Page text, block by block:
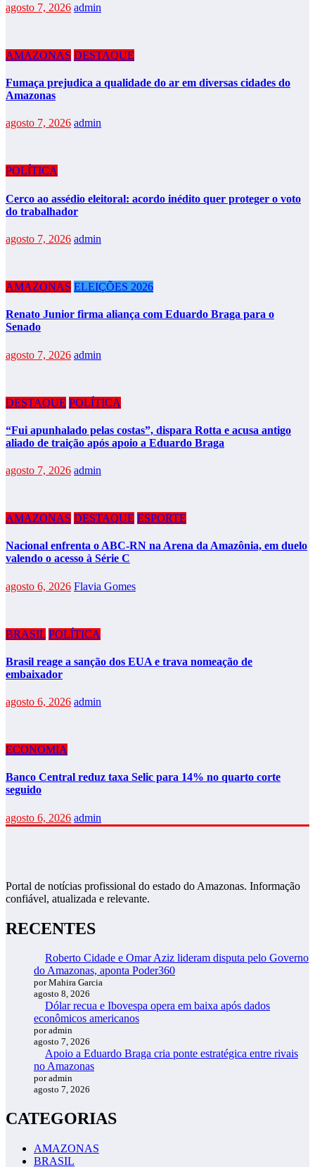
agosto 7, 2026 admin
AMAZONAS DESTAQUE
Fumaça prejudica a qualidade do ar em diversas cidades do
Amazonas
agosto 7, 2026 admin
POLÍTICA
Cerco ao assédio eleitoral: acordo inédito quer proteger o voto
do trabalhador
agosto 7, 2026 admin
AMAZONAS ELEIÇÕES 2026
Renato Junior firma aliança com Eduardo Braga para o
Senado
agosto 7, 2026 admin
DESTAQUE POLÍTICA
“Fui apunhalado pelas costas”, dispara Rotta e acusa antigo
aliado de traição após apoio a Eduardo Braga
agosto 7, 2026 admin
AMAZONAS DESTAQUE ESPORTE
Nacional enfrenta o ABC-RN na Arena da Amazônia, em duelo
valendo o acesso à Série C
agosto 6, 2026 Flavia Gomes
BRASIL POLÍTICA
Brasil reage a sanção dos EUA e trava nomeação de
embaixador
agosto 6, 2026 admin
ECONOMIA
Banco Central reduz taxa Selic para 14% no quarto corte
seguido
agosto 6, 2026 admin
Portal de notícias profissional do estado do Amazonas. Informação
confiável, atualizada e relevante.
RECENTES
Roberto Cidade e Omar Aziz lideram disputa pelo Governo
do Amazonas, aponta Poder360
por Mahira Garcia
agosto 8, 2026
Dólar recua e Ibovespa opera em baixa após dados
econômicos americanos
por admin
agosto 7, 2026
Apoio a Eduardo Braga cria ponte estratégica entre rivais
no Amazonas
por admin
agosto 7, 2026
CATEGORIAS
AMAZONAS
BRASIL